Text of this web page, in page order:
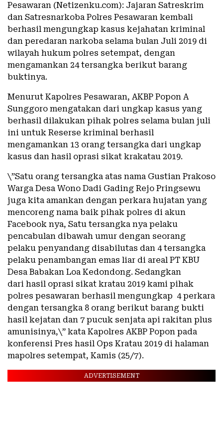
Pesawaran (Netizenku.com): Jajaran Satreskrim
dan Satresnarkoba Polres Pesawaran kembali
berhasil mengungkap kasus kejahatan kriminal
dan peredaran narkoba selama bulan Juli 2019 di
wilayah hukum polres setempat, dengan
mengamankan 24 tersangka berikut barang
buktinya.
Menurut Kapolres Pesawaran, AKBP Popon A
Sunggoro mengatakan dari ungkap kasus yang
berhasil dilakukan pihak polres selama bulan juli
ini untuk Reserse kriminal berhasil
mengamankan 13 orang tersangka dari ungkap
kasus dan hasil oprasi sikat krakatau 2019.
\”Satu orang tersangka atas nama Gustian Prakoso
Warga Desa Wono Dadi Gading Rejo Pringsewu
juga kita amankan dengan perkara hujatan yang
mencoreng nama baik pihak polres di akun
Facebook nya, Satu tersangka nya pelaku
pencabulan dibawah umur dengan seorang
pelaku penyandang disabilutas dan 4 tersangka
pelaku penambangan emas liar di areal PT KBU
Desa Babakan Loa Kedondong. Sedangkan
dari hasil oprasi sikat kratau 2019 kami pihak
polres pesawaran berhasil mengungkap 4 perkara
dengan tersangka 8 orang berikut barang bukti
hasil kejatan dan 7 pucuk senjata api rakitan plus
amunisinya,\” kata Kapolres AKBP Popon pada
konferensi Pres hasil Ops Kratau 2019 di halaman
mapolres setempat, Kamis (25/7).
ADVERTISEMENT